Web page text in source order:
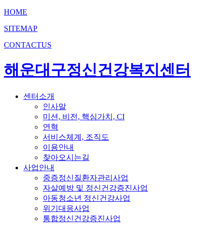
HOME
SITEMAP
CONTACTUS
해운대구정신건강복지센터
센터소개
인사말
미션, 비전, 핵심가치, CI
연혁
서비스체계, 조직도
이용안내
찾아오시는길
사업안내
중증정신질환자관리사업
자살예방 및 정신건강증진사업
아동청소년 정신건강사업
위기대응사업
통합정신건강증진사업